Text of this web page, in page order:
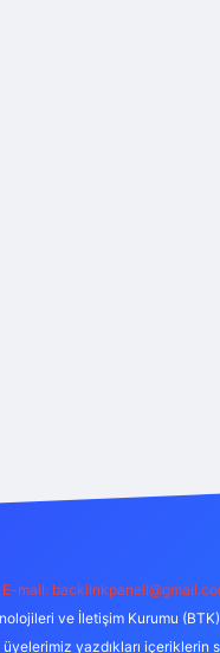
E-mail:
ve İletişim Kurumu
yazdıkları